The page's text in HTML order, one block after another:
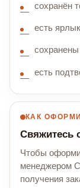
сохранён
есть
есть
КАК
Свяжитесь
Чтобы
менеджером
получения